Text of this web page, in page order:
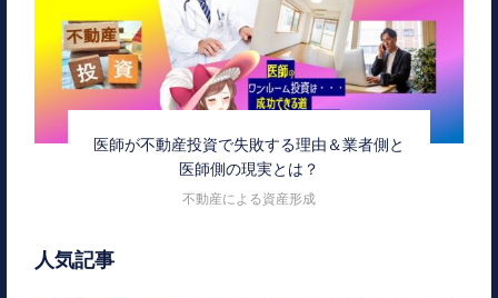
医師が不動産投資で失敗する理由＆業者側と
医師側の現実とは？
不動産による資産形成
人気記事